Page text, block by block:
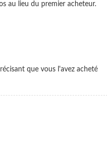
au lieu du premier acheteur.
que vous l'avez acheté